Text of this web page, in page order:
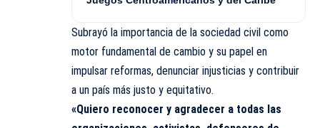
Subrayó la importancia de la sociedad civil como
motor fundamental de cambio y su papel en
impulsar reformas, denunciar injusticias y contribuir
a un país más justo y equitativo.
«Quiero reconocer y agradecer a todas las